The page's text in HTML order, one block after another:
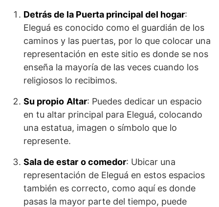
Detrás de la Puerta principal del hogar:
Eleguá es conocido como el guardián de los
caminos y las puertas, por lo que colocar una
representación en este sitio es donde se nos
enseña la mayoría de las veces cuando los
religiosos lo recibimos.
Su propio Altar: Puedes dedicar un espacio
en tu altar principal para Eleguá, colocando
una estatua, imagen o símbolo que lo
represente.
Sala de estar o comedor: Ubicar una
representación de Eleguá en estos espacios
también es correcto, como aquí es donde
pasas la mayor parte del tiempo, puede